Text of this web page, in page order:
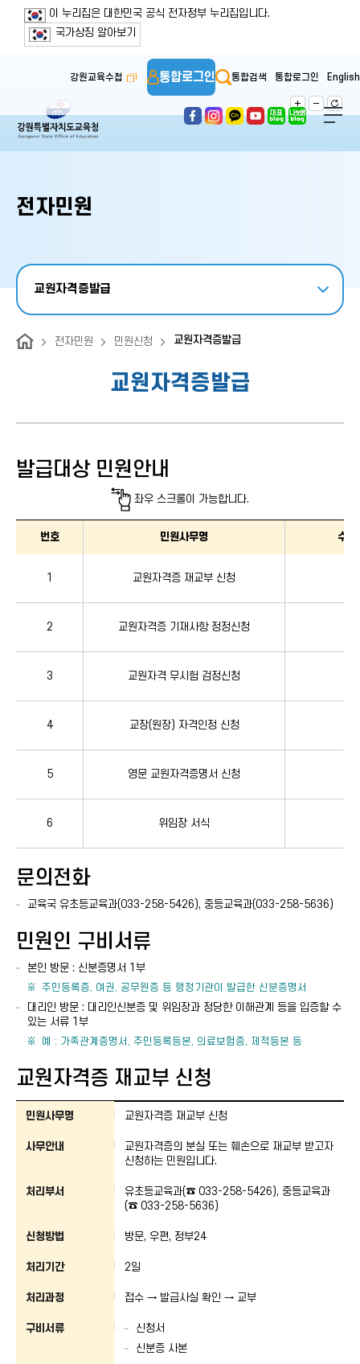
본문 바로가기
주메뉴 바로가기
보조메뉴 바로가기
푸터 바로가기
이 누리집은 대한민국 공식 전자정부 누리집입니다.
국가상징 알아보기
강원교육수첩 통합로그인 통합검색 통합로그인 English
전자민원
교원자격증발급
전자민원 민원신청 교원자격증발급
교원자격증발급
발급대상 민원안내
좌우 스크롤이 가능합니다.
번호
민원사무명 수수
1 교원자격증 재교부 신청
2 교원자격증 기재사항 정정신청
3 교원자격 무시험 검정신청
4 교장(원장) 자격인정 신청
5 영문 교원자격증명서 신청
6 위임장 서식
문의전화
교육국 유초등교육과(033-258-5426), 중등교육과(033-258-5636)
민원인 구비서류
본인 방문 : 신분증명서 1부
주민등록증, 여권, 공무원증 등 행정기관이 발급한 신분증명서
대리인 방문 : 대리인신분증 및 위임장과 정당한 이해관계 등을 입증할 수
있는 서류 1부
예 : 가족관계증명서, 주민등록등본, 의료보험증, 제적등본 등
교원자격증 재교부 신청
교원자격증 재교부 신청 : 민원사무명, 사무안내, 처리부서, 신청방법, 처리기
민원사무명 교원자격증 재교부 신청
사무안내
교원자격증의 분실 또는 훼손으로 재교부 받고자
신청하는 민원입니다.
처리부서
유초등교육과(☎ 033-258-5426), 중등교육과
(☎ 033-258-5636)
신청방법 방문, 우편, 정부24
처리기간 2일
처리과정 접수 → 발급사실 확인 → 교부
구비서류
신청서
신분증 사본